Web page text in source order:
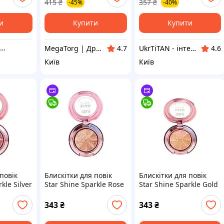
Lunamarket.space
Якість! Гарантія!
MegaTorg.com.ua
415 ₴ -45%
Купити
MegaTorg | Дропшиппінг та Опт
4.7
Київ
Якість!
357 ₴ -40%
Купити
UkrTiTAN - інтернет-магазин електроніки та комп'ютерної техніки
4.6
Київ
Silver
Блискітки для повік
Star Shine Sparkle Rose
343₴
Блискітки для повік
Star Shine Sparkle Gold
343 ₴